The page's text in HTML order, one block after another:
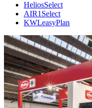
HeliosSelect
AIR1Select
KWLeasyPlan